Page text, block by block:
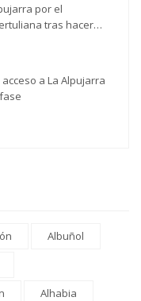
por el
tras hacer
con la comarca
a La Alpujarra
Albuñol
Alhabia